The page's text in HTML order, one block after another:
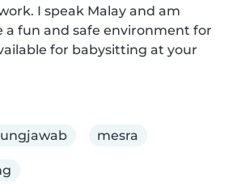
I speak Malay and am
a fun and safe environment for
for babysitting at your
mesra